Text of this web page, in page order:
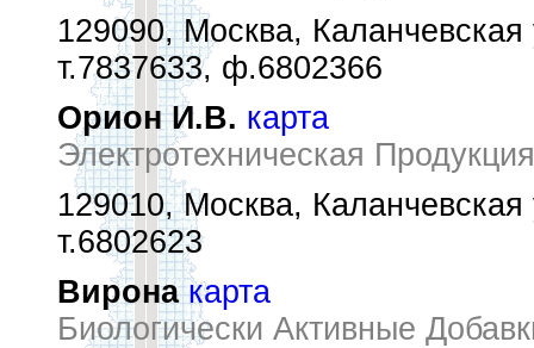
129090, Москва,
т.7837633, ф.6802366
Орион И.В. карта
Электротехническая
129010, Москва, Каланчевская
т.6802623
Вирона карта
Биологически Активные